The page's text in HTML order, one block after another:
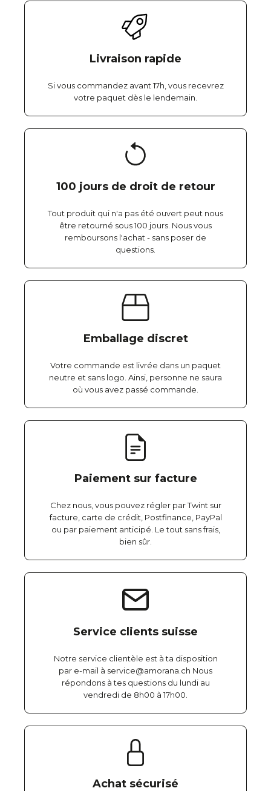
Livraison rapide
Si vous commandez avant 17h, vous recevrez
votre paquet dès le lendemain.
100 jours de droit de retour
Tout produit qui n'a pas été ouvert peut nous
être retourné sous 100 jours. Nous vous
remboursons l'achat - sans poser de
questions.
Emballage discret
Votre commande est livrée dans un paquet
neutre et sans logo. Ainsi, personne ne saura
où vous avez passé commande.
Paiement sur facture
Chez nous, vous pouvez régler par Twint sur
facture, carte de crédit, Postfinance, PayPal
ou par paiement anticipé. Le tout sans frais,
bien sûr.
Service clients suisse
Notre service clientèle est à ta disposition
par e-mail à service@amorana.ch Nous
répondons à tes questions du lundi au
vendredi de 8h00 à 17h00.
Achat sécurisé